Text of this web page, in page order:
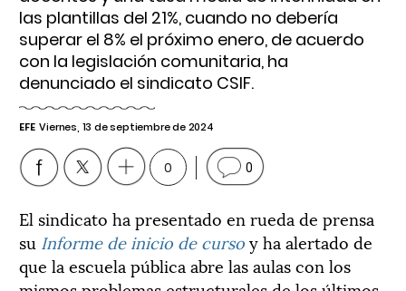
las plantillas del 21%, cuando no debería
superar el 8% el próximo enero, de acuerdo
con la legislación comunitaria, ha
denunciado el sindicato CSIF.
EFE Viernes, 13 de septiembre de 2024
0 0
El sindicato ha presentado en rueda de prensa
su Informe de inicio de cursoy ha alertado de
que la escuela pública abre las aulas con los